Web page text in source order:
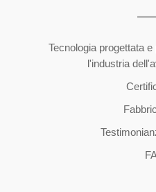
Tecnologia progettata
l'industria